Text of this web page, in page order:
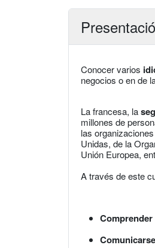
Conocer varios
negocios o en de
La francesa, la
millones de
las
Unidas, de la
Unión Europea,
A través de este
Comprender
Comunicarse